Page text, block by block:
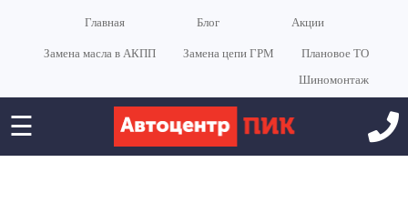
Главная Блог Акции
Замена масла в АКПП Замена цепи ГРМ
Плановое ТО
Шиномонтаж
☰